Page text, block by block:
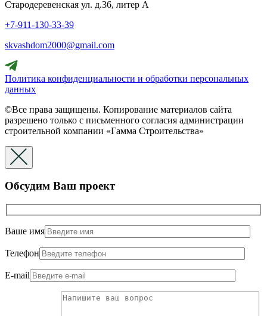
Стародеревенская ул. д.36, литер А
+7-911-130-33-39
skvashdom2000@gmail.com
Политика конфиденциальности и обработки персональных
данных
©Все права защищены. Копирование материалов сайта
разрешено только с письменного согласия администрации
строительной компании «Гамма Строительства»
Обсудим Ваш проект
Ваше имя
Телефон
E-mail